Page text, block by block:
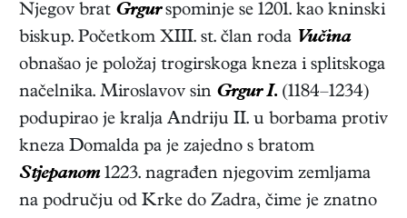
Njegov brat Grgurspominje se 1201. kao kninski
biskup. Početkom XIII. st. član roda Vučina
obnašao je položaj trogirskoga kneza i splitskoga
načelnika. Miroslavov sin Grgur I. (1184–1234)
podupirao je kralja Andriju II. u borbama protiv
kneza Domalda pa je zajedno s bratom
Stjepanom1223. nagrađen njegovim zemljama
na području od Krke do Zadra, čime je znatno